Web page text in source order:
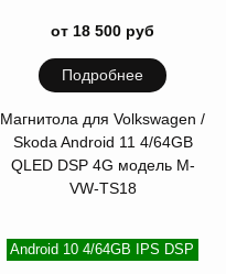
от 18 500 руб
Подробнее
Магнитола для Volkswagen /
Skoda Android 11 4/64GB
QLED DSP 4G модель M-
VW-TS18
Android 10 4/64GB IPS DSP